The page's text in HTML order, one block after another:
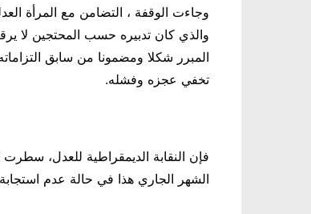
وجاءت الوقفة ، التضامن مع المرأة
والذي كان تدبيره حسب المحتجين لا
المبرر شكلا ومضمونا من سابق
تخفي عجزه وفشله.
الشهر الجاري هذا في حالة عدم